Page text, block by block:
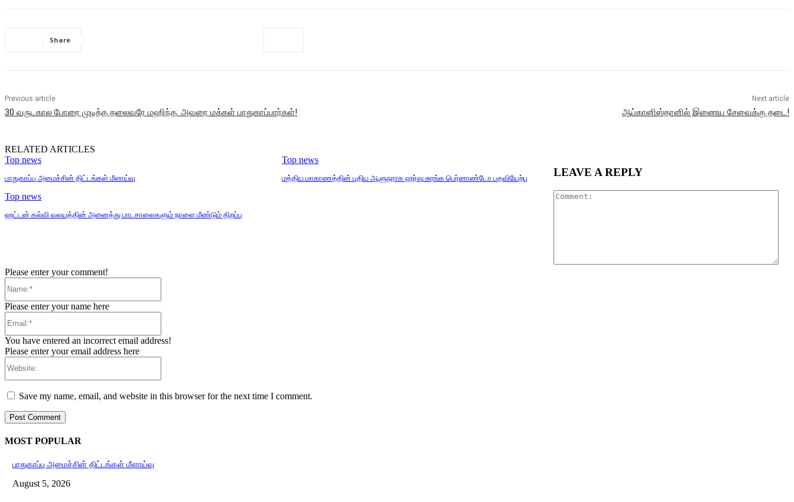
Share
Previous article
30 வருடகால போரை முடித்த தலைவரே மஹிந்த: அவரை மக்கள் பாதுகாப்பார்கள்!
Next article
ஆப்கானிஸ்தானில் இணைய சேவைக்கு தடை!
RELATED ARTICLES
Top news
பாதுகாப்பு அமைச்சின் திட்டங்கள் மீளாய்வு
Top news
மத்திய மாகாணத்தின் புதிய ஆளுநராக ஹர்ஷ சுரங்க பெர்னாண்டோ பதவியேற்பு
Top news
ஹட்டன் கல்வி வலயத்தின் அனைத்து பாடசாலைகளும் நாளை மீண்டும் திறப்பு
LEAVE A REPLY
Please enter your comment!
Please enter your name here
You have entered an incorrect email address!
Please enter your email address here
Save my name, email, and website in this browser for the next time I comment.
MOST POPULAR
பாதுகாப்பு அமைச்சின் திட்டங்கள் மீளாய்வு
August 5, 2026